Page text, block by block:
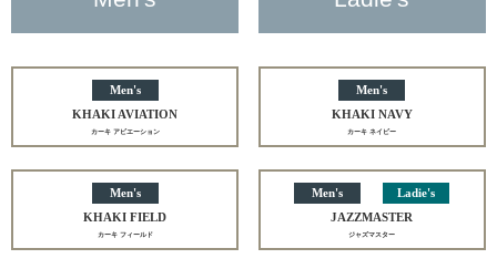
Men's
KHAKI AVIATION
カーキ アビエーション
Men's
KHAKI NAVY
カーキ ネイビー
Men's
KHAKI FIELD
カーキ フィールド
Men's Ladie's
JAZZMASTER
ジャズマスター